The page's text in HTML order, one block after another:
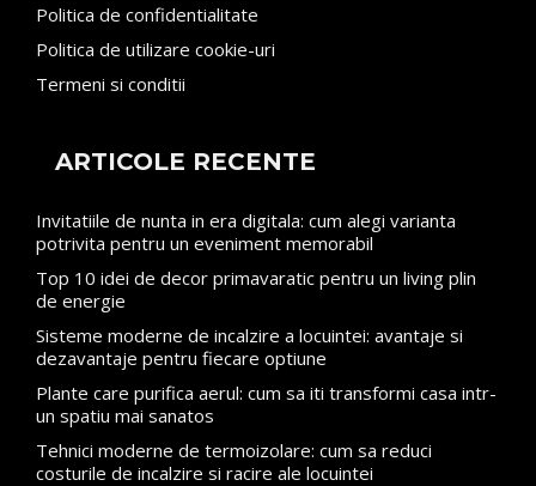
Politica de confidentialitate
Politica de utilizare cookie-uri
Termeni si conditii
ARTICOLE RECENTE
Invitatiile de nunta in era digitala: cum alegi varianta
potrivita pentru un eveniment memorabil
Top 10 idei de decor primavaratic pentru un living plin
de energie
Sisteme moderne de incalzire a locuintei: avantaje si
dezavantaje pentru fiecare optiune
Plante care purifica aerul: cum sa iti transformi casa intr-
un spatiu mai sanatos
Tehnici moderne de termoizolare: cum sa reduci
costurile de incalzire si racire ale locuintei